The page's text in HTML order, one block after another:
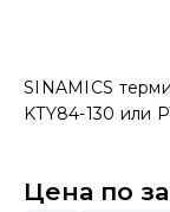
SINAMICS
KTY84-130 или
Цена по